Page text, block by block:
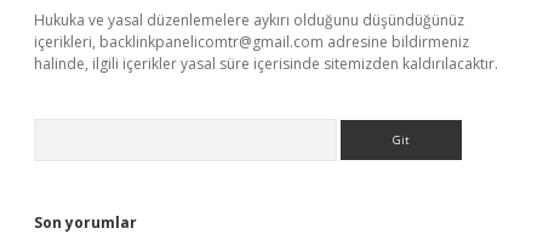
Hukuka ve yasal düzenlemelere aykırı olduğunu düşündüğünüz
içerikleri, backlinkpanelicomtr@gmail.com adresine bildirmeniz
halinde, ilgili içerikler yasal süre içerisinde sitemizden kaldırılacaktır.
Son yorumlar